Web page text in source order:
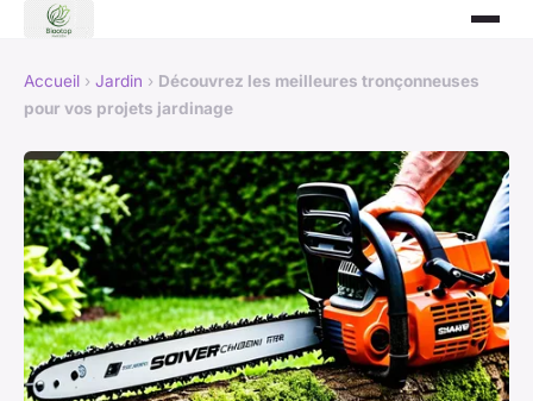
Accueil › Jardin › Découvrez les meilleures tronçonneuses
pour vos projets jardinage